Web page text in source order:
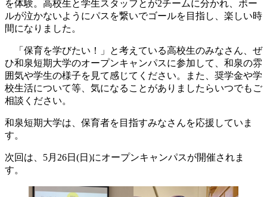
を体験。高校生と学生スタッフとが2チームに分かれ、ボー
ルが泣かないようにパスを繋いでゴールを目指し、楽しい時
間になりました。
「保育を学びたい！」と考えている高校生のみなさん、ぜ
ひ和泉短期大学のオープンキャンパスに参加して、和泉の雰
囲気や学生の様子を見て感じてください。また、奨学金や学
校生活について等、気になることがありましたらいつでもご
相談ください。
和泉短期大学は、保育者を目指すみなさんを応援していま
す。
次回は、5月26日(日)にオープンキャンパスが開催されま
す。